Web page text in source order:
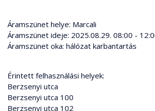
Áramszünet helye: Marcali
Áramszünet ideje: 2025.08.29. 08:00 -
Áramszünet oka: hálózat karbantartás
Érintett felhasználási helyek:
Berzsenyi utca
Berzsenyi utca 100
Berzsenyi utca 102